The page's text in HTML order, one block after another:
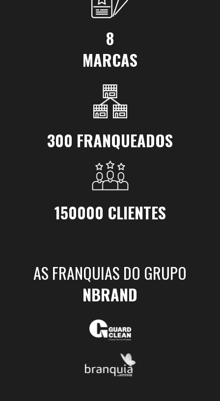
8
MARCAS
300 FRANQUEADOS
150000 CLIENTES
AS FRANQUIAS DO GRUPO
NBRAND